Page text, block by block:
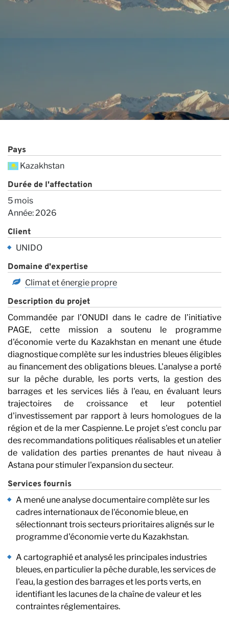
Pays
Kazakhstan
Durée de l'affectation
5 mois
Année: 2026
Client
UNIDO
Domaine d'expertise
Climat et énergie propre
Description du projet
Commandée par l'ONUDI dans le cadre de l'initiative
PAGE, cette mission a soutenu le programme
d'économie verte du Kazakhstan en menant une étude
diagnostique complète sur les industries bleues éligibles
au financement des obligations bleues. L'analyse a porté
sur la pêche durable, les ports verts, la gestion des
barrages et les services liés à l'eau, en évaluant leurs
trajectoires de croissance et leur potentiel
d'investissement par rapport à leurs homologues de la
région et de la mer Caspienne. Le projet s'est conclu par
des recommandations politiques réalisables et un atelier
de validation des parties prenantes de haut niveau à
Astana pour stimuler l'expansion du secteur.
Services fournis
A mené une analyse documentaire complète sur les
cadres internationaux de l'économie bleue, en
sélectionnant trois secteurs prioritaires alignés sur le
programme d'économie verte du Kazakhstan.
A cartographié et analysé les principales industries
bleues, en particulier la pêche durable, les services de
l'eau, la gestion des barrages et les ports verts, en
identifiant les lacunes de la chaîne de valeur et les
contraintes réglementaires.